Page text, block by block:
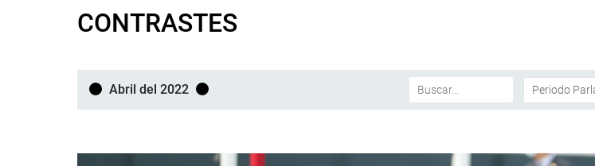
CONTRASTES
Abril del 2022